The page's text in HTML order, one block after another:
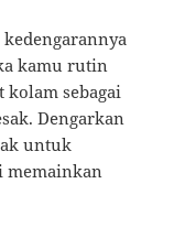
kamu rutin
kolam sebagai
Dengarkan
untuk
memainkan